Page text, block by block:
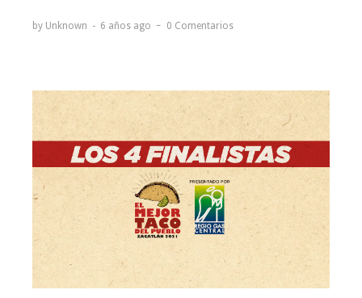
by Unknown 6 años ago 0 Comentarios